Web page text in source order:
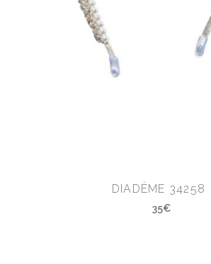
DIADÈME 34258
35€